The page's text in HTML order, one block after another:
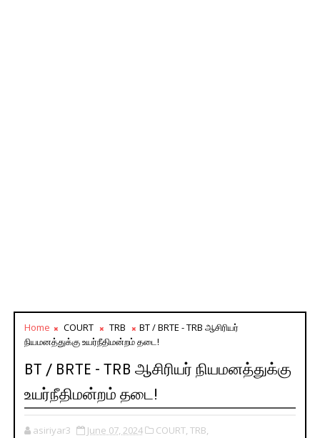
Home COURT TRB
BT / BRTE - TRB ஆசிரியர்
நியமனத்துக்கு உயர்நீதிமன்றம் தடை!
BT / BRTE - TRB ஆசிரியர் நியமனத்துக்கு
உயர்நீதிமன்றம் தடை!
asiriyar3 June 07, 2024 COURT, TRB,